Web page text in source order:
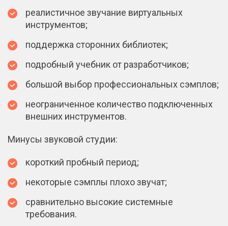
реалистичное звучание виртуальных
инструментов;
поддержка сторонних библиотек;
подробный учебник от разработчиков;
большой выбор профессиональных сэмплов;
неограниченное количество подключенных
внешних инструментов.
Минусы звуковой студии:
короткий пробный период;
некоторые сэмплы плохо звучат;
сравнительно высокие системные
требования.